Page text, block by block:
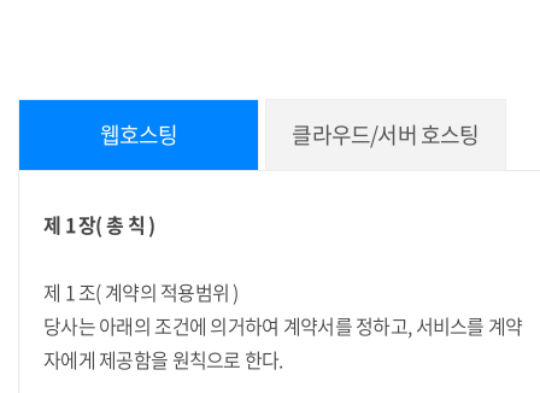
웹호스팅 클라우드/서버 호스팅
제 1 장( 총 칙 )
제 1 조( 계약의 적용범위 )
당사는 아래의 조건에 의거하여 계약서를 정하고, 서비스를 계약
자에게 제공함을 원칙으로 한다.